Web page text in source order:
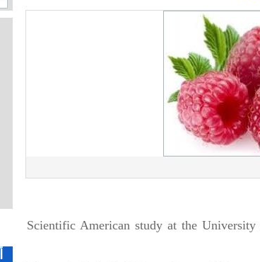
Scientific American study at the